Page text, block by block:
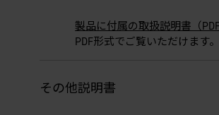
製品に付属の取扱説明書（
PDF形式でご覧いただけます。
その他説明書